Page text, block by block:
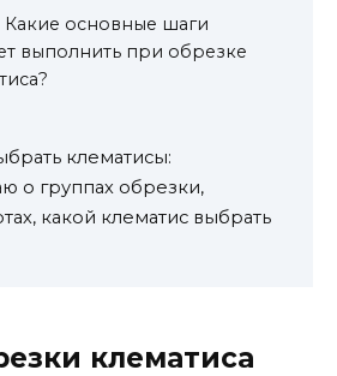
Какие основные шаги
выполнить при обрезке
клематисы:
о группах обрезки,
какой клематис выбрать
клематиса